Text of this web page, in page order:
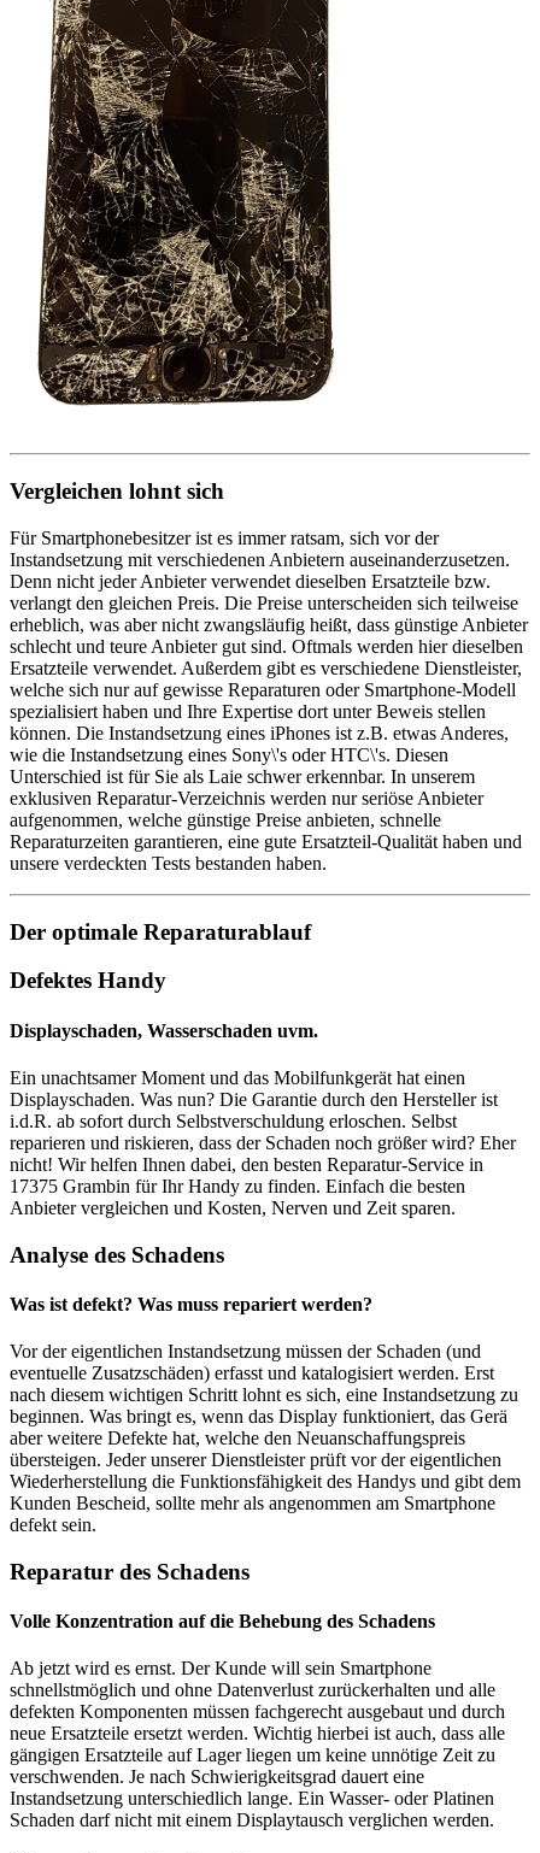
Vergleichen lohnt sich
Für Smartphonebesitzer ist es immer ratsam, sich vor der
Instandsetzung mit verschiedenen Anbietern auseinanderzusetzen.
Denn nicht jeder Anbieter verwendet dieselben Ersatzteile bzw.
verlangt den gleichen Preis. Die Preise unterscheiden sich teilweise
erheblich, was aber nicht zwangsläufig heißt, dass günstige Anbieter
schlecht und teure Anbieter gut sind. Oftmals werden hier dieselben
Ersatzteile verwendet. Außerdem gibt es verschiedene Dienstleister,
welche sich nur auf gewisse Reparaturen oder Smartphone-Modell
spezialisiert haben und Ihre Expertise dort unter Beweis stellen
können. Die Instandsetzung eines iPhones ist z.B. etwas Anderes,
wie die Instandsetzung eines Sony\'s oder HTC\'s. Diesen
Unterschied ist für Sie als Laie schwer erkennbar. In unserem
exklusiven Reparatur-Verzeichnis werden nur seriöse Anbieter
aufgenommen, welche günstige Preise anbieten, schnelle
Reparaturzeiten garantieren, eine gute Ersatzteil-Qualität haben und
unsere verdeckten Tests bestanden haben.
Der optimale Reparaturablauf
Defektes Handy
Displayschaden, Wasserschaden uvm.
Ein unachtsamer Moment und das Mobilfunkgerät hat einen
Displayschaden. Was nun? Die Garantie durch den Hersteller ist
i.d.R. ab sofort durch Selbstverschuldung erloschen. Selbst
reparieren und riskieren, dass der Schaden noch größer wird? Eher
nicht! Wir helfen Ihnen dabei, den besten Reparatur-Service in
17375 Grambin für Ihr Handy zu finden. Einfach die besten
Anbieter vergleichen und Kosten, Nerven und Zeit sparen.
Analyse des Schadens
Was ist defekt? Was muss repariert werden?
Vor der eigentlichen Instandsetzung müssen der Schaden (und
eventuelle Zusatzschäden) erfasst und katalogisiert werden. Erst
nach diesem wichtigen Schritt lohnt es sich, eine Instandsetzung zu
beginnen. Was bringt es, wenn das Display funktioniert, das Gerä
aber weitere Defekte hat, welche den Neuanschaffungspreis
übersteigen. Jeder unserer Dienstleister prüft vor der eigentlichen
Wiederherstellung die Funktionsfähigkeit des Handys und gibt dem
Kunden Bescheid, sollte mehr als angenommen am Smartphone
defekt sein.
Reparatur des Schadens
Volle Konzentration auf die Behebung des Schadens
Ab jetzt wird es ernst. Der Kunde will sein Smartphone
schnellstmöglich und ohne Datenverlust zurückerhalten und alle
defekten Komponenten müssen fachgerecht ausgebaut und durch
neue Ersatzteile ersetzt werden. Wichtig hierbei ist auch, dass alle
gängigen Ersatzteile auf Lager liegen um keine unnötige Zeit zu
verschwenden. Je nach Schwierigkeitsgrad dauert eine
Instandsetzung unterschiedlich lange. Ein Wasser- oder Platinen
Schaden darf nicht mit einem Displaytausch verglichen werden.